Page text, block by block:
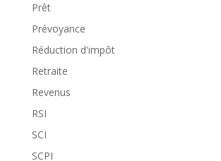
Prêt
Prévoyance
Réduction d'impôt
Retraite
Revenus
RSI
SCI
SCPI